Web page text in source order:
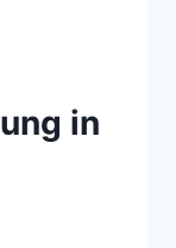
in